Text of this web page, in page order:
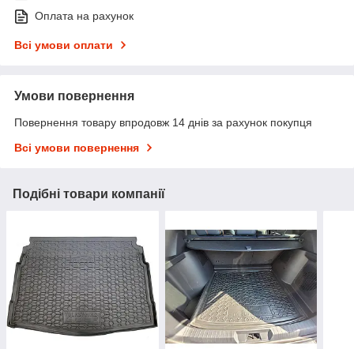
Оплата на рахунок
Всі умови оплати
Умови повернення
Повернення товару впродовж 14 днів за рахунок покупця
Всі умови повернення
Подібні товари компанії